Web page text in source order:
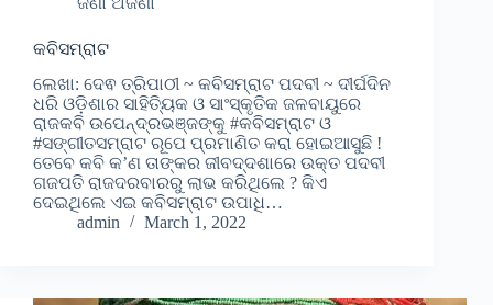
କବିସମ୍ରାଟ
ଲେଖା: ଦେଵ ତ୍ରିପାଠୀ ~ କବିସମ୍ରାଟ ପଦବୀ ~ ଦୀର୍ଘଦିନ
ଧରି ଓଡ଼ିଶାର ସାହିତ୍ୟିକ ଓ ସାଂସ୍କୃତିକ ଜଳବାୟୁରେ
ରାଜକବି ଉପେନ୍ଦ୍ରଭଞ୍ଜଙ୍କୁ #କବିସମ୍ରାଟ ଓ
#ସଙ୍ଗୀତସମ୍ରାଟ ରୂପେ ପ୍ରମାଣିତ କରା ହୋଇଆସୁଛି !
ତେବେ କବି କ’ଣ ତାଙ୍କର ଜୀବଦ୍ଦଶାରେ ଉକ୍ତ ପଦବୀ
ଗଜପତି ରାଜଦରବାରରୁ ଲାଭ କରିଥିଲେ ? କିଏ
ଦେଇଥିଲେ ଏଇ କବିସମ୍ରାଟ ଉପାଧି…
admin
March 1, 2022